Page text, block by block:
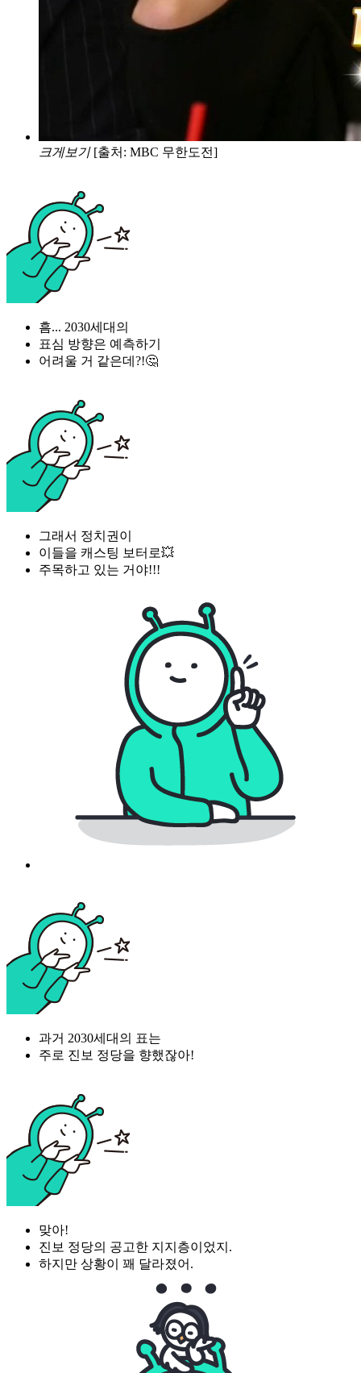
크게보기 [출처: MBC 무한도전]
흠... 2030세대의
표심 방향은 예측하기
어려울 거 같은데?!🤔
그래서 정치권이
이들을 캐스팅 보터로💥
주목하고 있는 거야!!!
과거 2030세대의 표는
주로 진보 정당을 향했잖아!
맞아!
진보 정당의 공고한 지지층이었지.
하지만 상황이 꽤 달라졌어.